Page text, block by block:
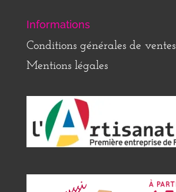
Informations
Conditions générales de ventes
Mentions légales